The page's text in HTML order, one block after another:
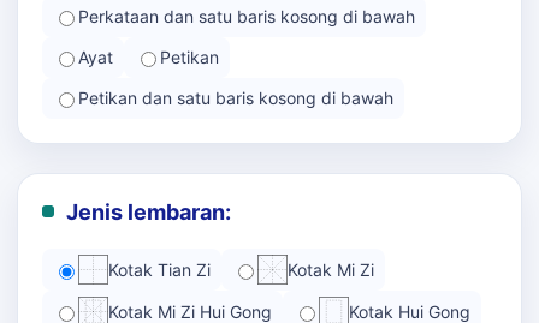
Perkataan dan satu baris kosong di bawah
Ayat
Petikan
Petikan dan satu baris kosong di bawah
Jenis lembaran:
Kotak Tian Zi Kotak Mi Zi
Kotak Mi Zi Hui Gong Kotak Hui Gong